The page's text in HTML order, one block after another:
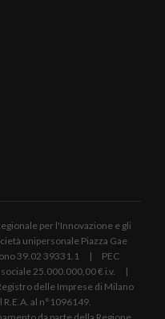
per l'Innovazione e gli
unipersonale Piazza Gae
39.02 39331.1 | PEC
25.000.000,00 € i.v. |
delle Imprese di Milano
al n°1096149.